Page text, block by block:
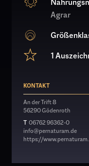
Agrar
1
KONTAKT
An der Trift 8
56290 Gödenroth
T 06762 96362-0
info@pernaturam.de
https://